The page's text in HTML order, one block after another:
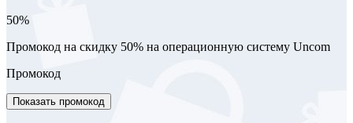
50%
Промокод на скидку 50% на операционную систему Uncom
Промокод
Показать промокод